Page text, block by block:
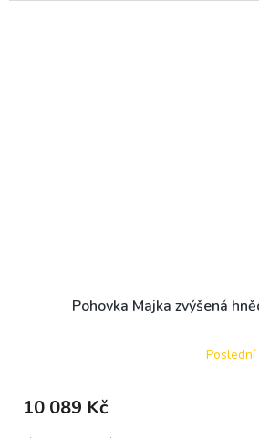
Pohovka Majka zvýšená
10 089 Kč